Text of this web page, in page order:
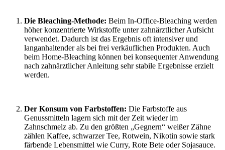
Die Bleaching-Methode: Beim In-Office-Bleaching werden
höher konzentrierte Wirkstoffe unter zahnärztlicher Aufsicht
verwendet. Dadurch ist das Ergebnis oft intensiver und
langanhaltender als bei frei verkäuflichen Produkten. Auch
beim Home-Bleaching können bei konsequenter Anwendung
nach zahnärztlicher Anleitung sehr stabile Ergebnisse erzielt
werden.
Der Konsum von Farbstoffen: Die Farbstoffe aus
Genussmitteln lagern sich mit der Zeit wieder im
Zahnschmelz ab. Zu den größten „Gegnern“ weißer Zähne
zählen Kaffee, schwarzer Tee, Rotwein, Nikotin sowie stark
färbende Lebensmittel wie Curry, Rote Bete oder Sojasauce.